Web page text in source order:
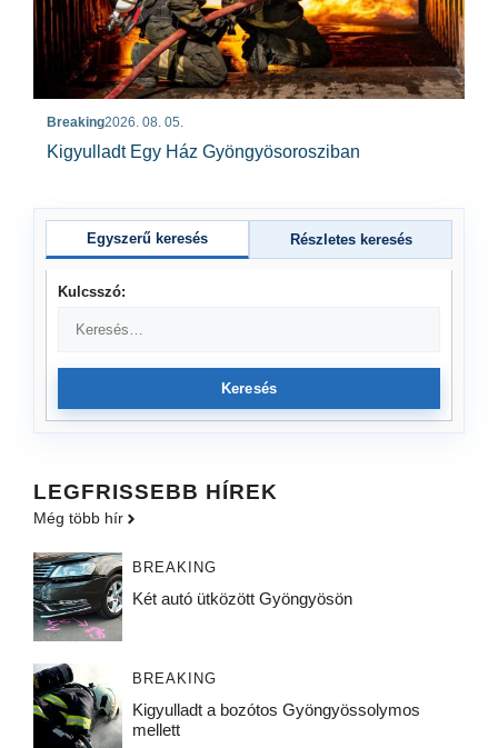
Breaking2026. 08. 05.
Kigyulladt Egy Ház Gyöngyösorosziban
Egyszerű keresés Részletes keresés
Kulcsszó:
Keresés
LEGFRISSEBB HÍREK
Még több hír
BREAKING
Két autó ütközött Gyöngyösön
BREAKING
Kigyulladt a bozótos Gyöngyössolymos
mellett